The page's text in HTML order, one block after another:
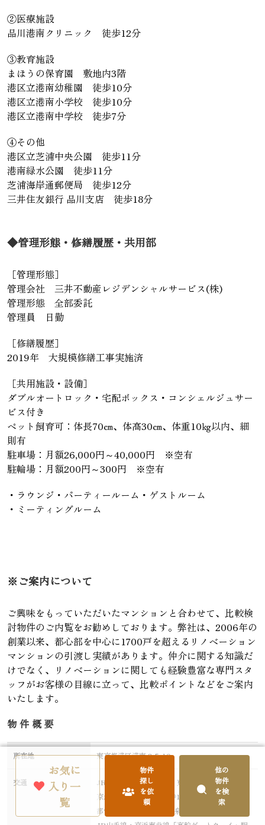
②医療施設
品川港南クリニック 徒歩12分
③教育施設
まほうの保育園 敷地内3階
港区立港南幼稚園 徒歩10分
港区立港南小学校 徒歩10分
港区立港南中学校 徒歩7分
④その他
港区立芝浦中央公園 徒歩11分
港南緑水公園 徒歩11分
芝浦海岸通郵便局 徒歩12分
三井住友銀行 品川支店 徒歩18分
◆管理形態・修繕履歴・共用部
［管理形態］
管理会社 三井不動産レジデンシャルサービス(株)
管理形態 全部委託
管理員 日勤
［修繕履歴］
2019年 大規模修繕工事実施済
［共用施設・設備］
ダブルオートロック・宅配ボックス・コンシェルジュサー
ビス付き
ペット飼育可：体長70㎝、体高30㎝、体重10㎏以内、細
則有
駐車場：月額26,000円～40,000円 ※空有
駐輪場：月額200円～300円 ※空有
・ラウンジ・パーティールーム・ゲストルーム
・ミーティングルーム
※ご案内について
ご興味をもっていただいたマンションと合わせて、比較検
討物件のご内覧をお勧めしております。弊社は、2006年の
創業以来、都心部を中心に1700戸を超えるリノベーション
マンションの引渡し実績があります。仲介に関する知識だ
けでなく、リノベーションに関しても経験豊富な専門スタ
ッフがお客様の目線に立って、比較ポイントなどをご案内
いたします。
物件概要
所在地 東京都港区港南 3-5-10
交通
JR山手線・京浜東北線・東海道線・横須賀線・
京急本線「品川」駅 徒歩14分
都営浅草線・京急本線「泉岳寺」駅 徒歩19分
お気に
入り一
覧
物件
探し
を依
頼
他の
物件
を検
索